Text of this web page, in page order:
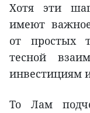
Хотя эти
имеют
от простых
тесной
инвестициям
То Лам